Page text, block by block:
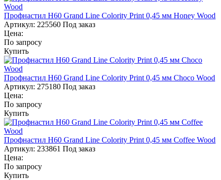
Профнастил Н60 Grand Line Colority Print 0,45 мм Honey Wood
Артикул: 225560 Под заказ
Цена:
По запросу
Купить
Профнастил Н60 Grand Line Colority Print 0,45 мм Choco Wood
Артикул: 275180 Под заказ
Цена:
По запросу
Купить
Профнастил Н60 Grand Line Colority Print 0,45 мм Coffee Wood
Артикул: 233861 Под заказ
Цена:
По запросу
Купить